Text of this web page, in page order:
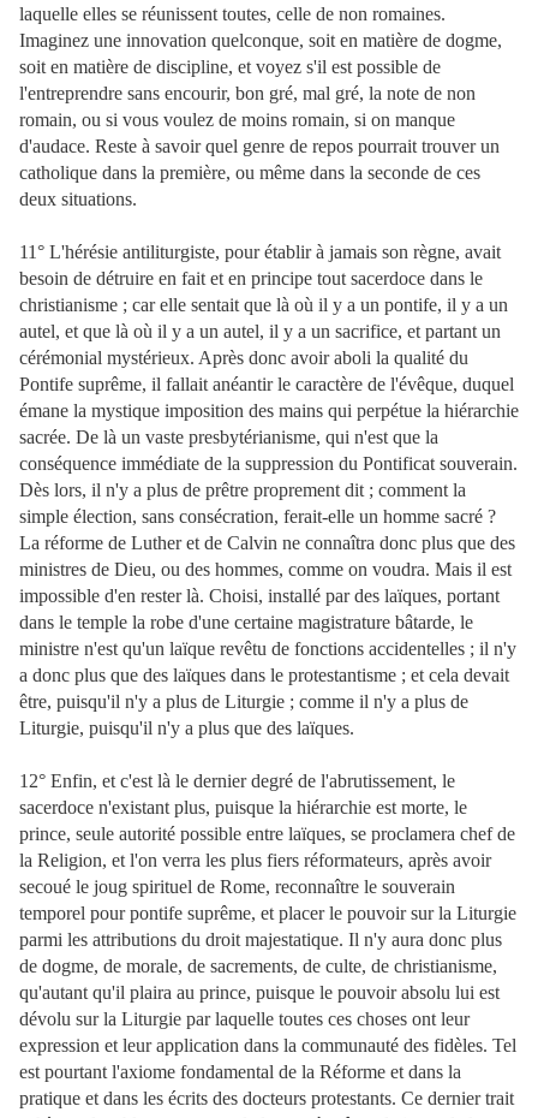
laquelle elles se réunissent toutes, celle de non romaines.
Imaginez une innovation quelconque, soit en matière de dogme,
soit en matière de discipline, et voyez s'il est possible de
l'entreprendre sans encourir, bon gré, mal gré, la note de non
romain, ou si vous voulez de moins romain, si on manque
d'audace. Reste à savoir quel genre de repos pourrait trouver un
catholique dans la première, ou même dans la seconde de ces
deux situations.
11° L'hérésie antiliturgiste, pour établir à jamais son règne, avait
besoin de détruire en fait et en principe tout sacerdoce dans le
christianisme ; car elle sentait que là où il y a un pontife, il y a un
autel, et que là où il y a un autel, il y a un sacrifice, et partant un
cérémonial mystérieux. Après donc avoir aboli la qualité du
Pontife suprême, il fallait anéantir le caractère de l'évêque, duquel
émane la mystique imposition des mains qui perpétue la hiérarchie
sacrée. De là un vaste presbytérianisme, qui n'est que la
conséquence immédiate de la suppression du Pontificat souverain.
Dès lors, il n'y a plus de prêtre proprement dit ; comment la
simple élection, sans consécration, ferait-elle un homme sacré ?
La réforme de Luther et de Calvin ne connaîtra donc plus que des
ministres de Dieu, ou des hommes, comme on voudra. Mais il est
impossible d'en rester là. Choisi, installé par des laïques, portant
dans le temple la robe d'une certaine magistrature bâtarde, le
ministre n'est qu'un laïque revêtu de fonctions accidentelles ; il n'y
a donc plus que des laïques dans le protestantisme ; et cela devait
être, puisqu'il n'y a plus de Liturgie ; comme il n'y a plus de
Liturgie, puisqu'il n'y a plus que des laïques.
12° Enfin, et c'est là le dernier degré de l'abrutissement, le
sacerdoce n'existant plus, puisque la hiérarchie est morte, le
prince, seule autorité possible entre laïques, se proclamera chef de
la Religion, et l'on verra les plus fiers réformateurs, après avoir
secoué le joug spirituel de Rome, reconnaître le souverain
temporel pour pontife suprême, et placer le pouvoir sur la Liturgie
parmi les attributions du droit majestatique. Il n'y aura donc plus
de dogme, de morale, de sacrements, de culte, de christianisme,
qu'autant qu'il plaira au prince, puisque le pouvoir absolu lui est
dévolu sur la Liturgie par laquelle toutes ces choses ont leur
expression et leur application dans la communauté des fidèles. Tel
est pourtant l'axiome fondamental de la Réforme et dans la
pratique et dans les écrits des docteurs protestants. Ce dernier trait